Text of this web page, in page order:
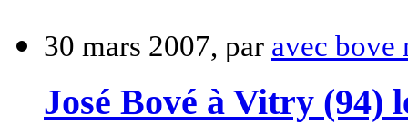
30 mars 2007, par avec bove
José Bové à Vitry (94)